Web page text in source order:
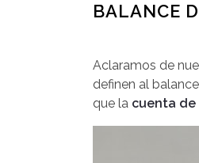
BALANCE
Aclaramos de
definen al
que la cuenta